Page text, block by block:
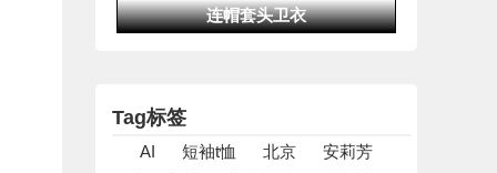
连帽套头卫衣
Tag标签
AI 短袖t恤 北京
安莉芳